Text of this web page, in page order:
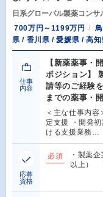
日系グローバル製薬コンサ
700万円～1199万円
県 / 香川県 / 愛媛県 / 高知
仕事
内容
【新薬薬事・
ポジション】
請等のご経験
までの薬事・
＜主な仕事内
定支援 ・開発
ける支援業務…
応募
資格
必須
・製薬
以上）